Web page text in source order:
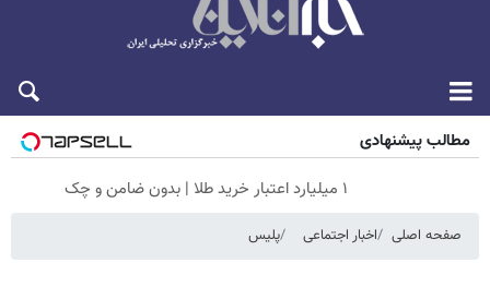
مطالب پیشنهادی
۱ میلیارد اعتبار خرید طلا | بدون ضامن و چک
صفحه اصلی اخبار اجتماعی پلیس